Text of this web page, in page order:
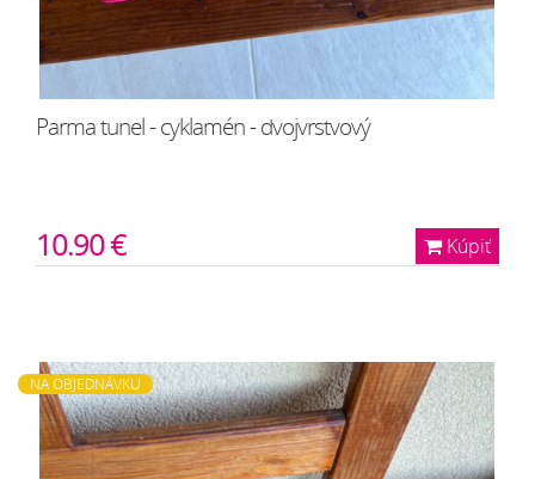
Parma tunel - cyklamén - dvojvrstvový
Kúpiť
10.90 €
NA OBJEDNÁVKU